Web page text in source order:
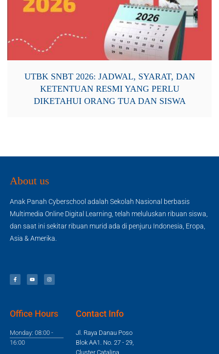
UTBK SNBT 2026: JADWAL, SYARAT, DAN
KETENTUAN RESMI YANG PERLU
DIKETAHUI ORANG TUA DAN SISWA
About us
Anak Panah Cyberschool adalah Sekolah Nasional berbasis
Multimedia Online Digital Learning, telah meluluskan ribuan siswa,
dan saat ini sekitar ribuan murid ada di penjuru Indonesia, Eropa,
Asia & Amerika.
Office Hours
Monday: 08:00 -
16:00
Contact Info
Jl. Raya Danau Poso
Blok AA1. No. 27 - 29,
Cluster Catalina,